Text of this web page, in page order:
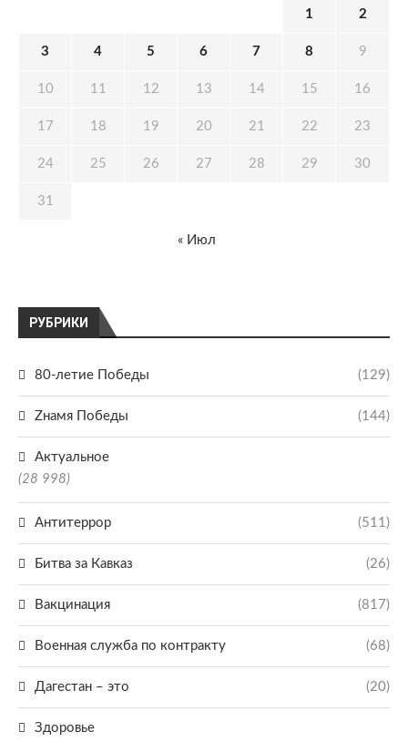
РУБРИКИ
80-летие Победы (129)
Zнамя Победы (144)
Актуальное
(28 998)
Антитеррор (511)
Битва за Кавказ (26)
Вакцинация (817)
Военная служба по контракту (68)
Дагестан – это (20)
Здоровье
1 2
3 4 5 6 7 8 9
10 11 12 13 14 15 16
17 18 19 20 21 22 23
24 25 26 27 28 29 30
31
« Июл